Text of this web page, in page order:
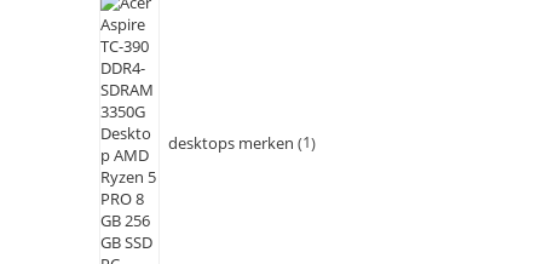
desktops merken 1